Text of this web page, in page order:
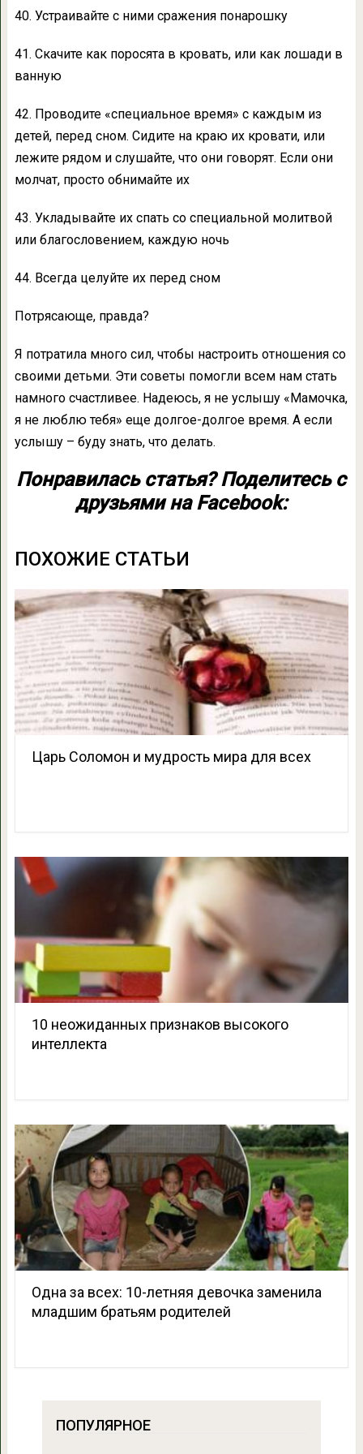
40. Устраивайте с ними сражения понарошку
41. Скачите как поросята в кровать, или как лошади в
ванную
42. Проводите «специальное время» с каждым из
детей, перед сном. Сидите на краю их кровати, или
лежите рядом и слушайте, что они говорят. Если они
молчат, просто обнимайте их
43. Укладывайте их спать со специальной молитвой
или благословением, каждую ночь
44. Всегда целуйте их перед сном
Потрясающе, правда?
Я потратила много сил, чтобы настроить отношения со
своими детьми. Эти советы помогли всем нам стать
намного счастливее. Надеюсь, я не услышу «Мамочка,
я не люблю тебя» еще долгое-долгое время. А если
услышу – буду знать, что делать.
Понравилась статья? Поделитесь с
друзьями на Facebook:
ПОХОЖИЕ СТАТЬИ
Царь Соломон и мудрость мира для всех
10 неожиданных признаков высокого
интеллекта
Одна за всех: 10-летняя девочка заменила
младшим братьям родителей
ПОПУЛЯРНОЕ